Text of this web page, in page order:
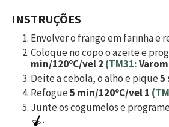
INSTRUÇÕES
Envolver o frango em farinha e
Coloque no copo o azeite e
min/120ºC/vel 2(TM31:
Deite a cebola, o alho e pique5
Refogue5 min/120ºC/vel 1
Junte os cogumelos e
.